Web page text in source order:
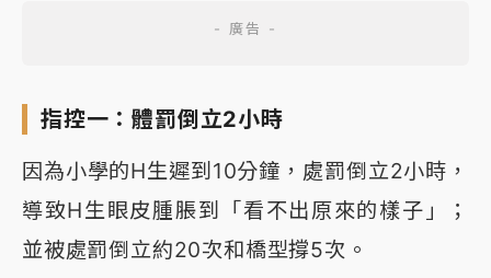
指控一：體罰倒立2小時
因為小學的H生遲到10分鐘，處罰倒立2小時，
導致H生眼皮腫脹到「看不出原來的樣子」；
並被處罰倒立約20次和橋型撐5次。